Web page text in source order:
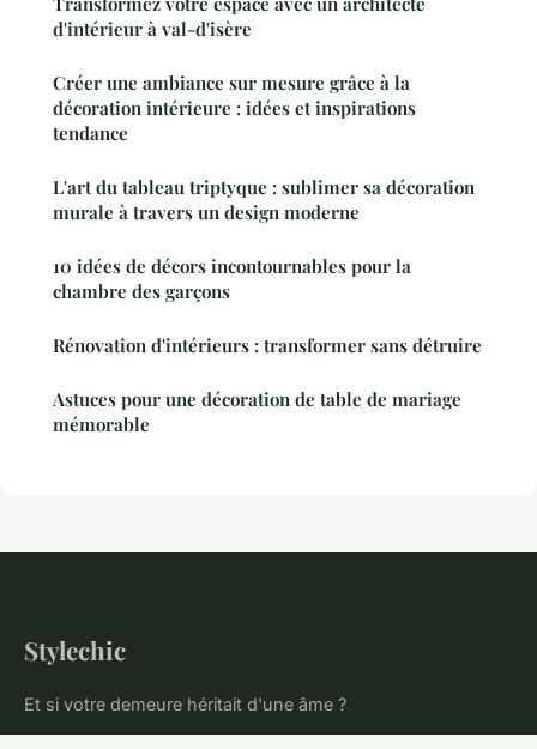
d'intérieur à val-d'isère
Créer une ambiance sur mesure grâce à la
décoration intérieure : idées et inspirations
tendance
L'art du tableau triptyque : sublimer sa décoration
murale à travers un design moderne
10 idées de décors incontournables pour la
chambre des garçons
Rénovation d'intérieurs : transformer sans détruire
Astuces pour une décoration de table de mariage
mémorable
Stylechic
Et si votre demeure héritait d'une âme ?